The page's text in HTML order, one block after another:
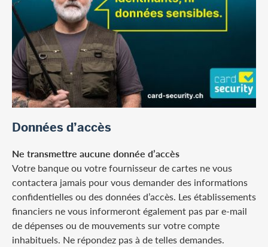
Données d’accès
Ne transmettre aucune donnée d’accès
Votre banque ou votre fournisseur de cartes ne vous
contactera jamais pour vous demander des informations
confidentielles ou des données d’accès. Les établissements
financiers ne vous informeront également pas par e-mail
de dépenses ou de mouvements sur votre compte
inhabituels. Ne répondez pas à de telles demandes.